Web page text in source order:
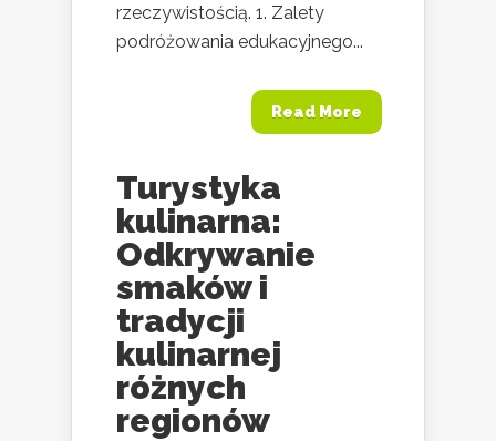
rzeczywistością. 1. Zalety
podróżowania edukacyjnego...
Read More
Turystyka
kulinarna:
Odkrywanie
smaków i
tradycji
kulinarnej
różnych
regionów